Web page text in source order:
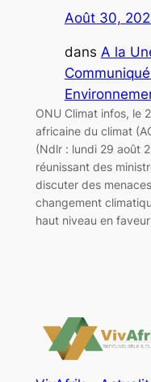
Août 30,
dans A la
ONU Climat infos, le
africaine du climat
(Ndlr : lundi 29 août
réunissant des
discuter des
changement
haut niveau en